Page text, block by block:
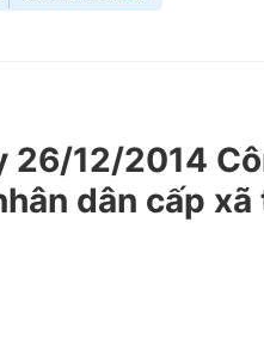
26/12/2014
dân cấp